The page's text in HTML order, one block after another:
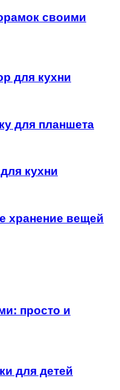
своими
для кухни
для планшета
кухни
хранение вещей
просто и
для детей